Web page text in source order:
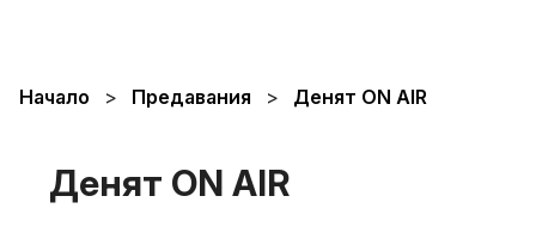
Начало Предавания Денят ON AIR
Денят ON AIR